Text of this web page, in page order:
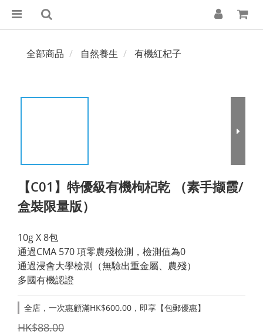
全部商品 自然養生 有機紅杞子
【C01】特優級有機枸杞乾 （素手撷霞/
盒裝限量版）
10g X 8包
通過CMA 570 項零農殘檢測，檢測值為0
通過浸會大學檢測（無驗出重金屬、農殘）
多國有機認證
全店，一次惠顧滿HK$600.00，即享【包郵優惠】
HK$88.00